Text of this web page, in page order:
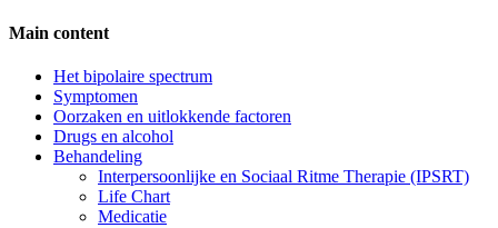
Main content
Side
Navigation
Het bipolaire spectrum
Symptomen
Oorzaken en uitlokkende factoren
Drugs en alcohol
Behandeling
Interpersoonlijke en Sociaal Ritme Therapie (IPSRT)
Life Chart
Medicatie